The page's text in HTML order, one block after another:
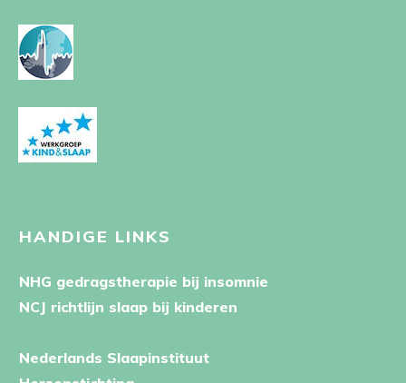
HANDIGE LINKS
NHG gedragstherapie bij insomnie
NCJ richtlijn slaap bij kinderen
Nederlands Slaapinstituut